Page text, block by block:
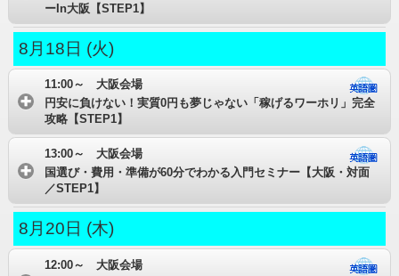
ーIn大阪【STEP1】
8月18日 (火)
11:00～ 大阪会場
円安に負けない！実質0円も夢じゃない「稼げるワーホリ」完全
攻略【STEP1】
13:00～ 大阪会場
国選び・費用・準備が60分でわかる入門セミナー【大阪・対面
／STEP1】
8月20日 (木)
12:00～ 大阪会場